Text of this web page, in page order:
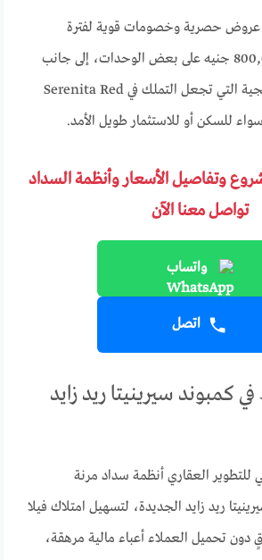
عروض حصرية وخصومات قوية لفترة
محدودة تصل إلى 800,000 جنيه على بعض الوحدات، إلى جانب
باقة من الأسعار الترويجية التي تجعل التملك في Serenita Red
للسكن أو للاستثمار طويل الأمد.
وتفاصيل الأسعار وأنظمة السداد
تواصل معنا الآن
واتساب
اتصل
كمبوند سيرينيتا ريد زايد
العقاري أنظمة سداد مرنة
ريد زايد الجديدة، لتسهيل امتلاك فيلا
تحميل العملاء أعباء مالية مرهقة،